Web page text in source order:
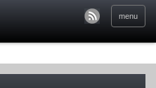
menu